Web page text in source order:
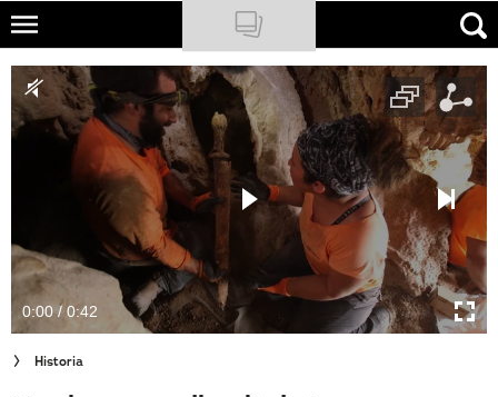
Skip
main
content
NATIONAL GEOGRAPHIC
TRAVELER
PODCASTY
Newsletter
Cuda Polski
Wielki Konkurs Fotograficzny
0:00 / 0:42
Historia